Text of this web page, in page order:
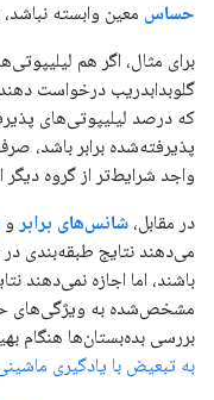
حساس معین وابسته
برای مثال، اگر هم
گلوبدابدریب درخواست
که درصد لیلیپوتی‌های
پذیرفته‌شده برابر باشد،
واجد شرایط‌تر از گروه
در مقابل، شانس‌های برابر و
می‌دهند نتایج طبقه‌بندی
باشند، اما اجازه نمی‌دهند
مشخص‌شده به ویژگی‌های
بررسی بده‌بستان‌ها هنگام
به تبعیض با یادگیری